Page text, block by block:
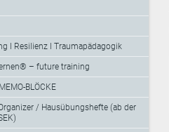
I Resilienz I Traumapädagogik
– future training
BLÖCKE
/ Hausübungshefte (ab der